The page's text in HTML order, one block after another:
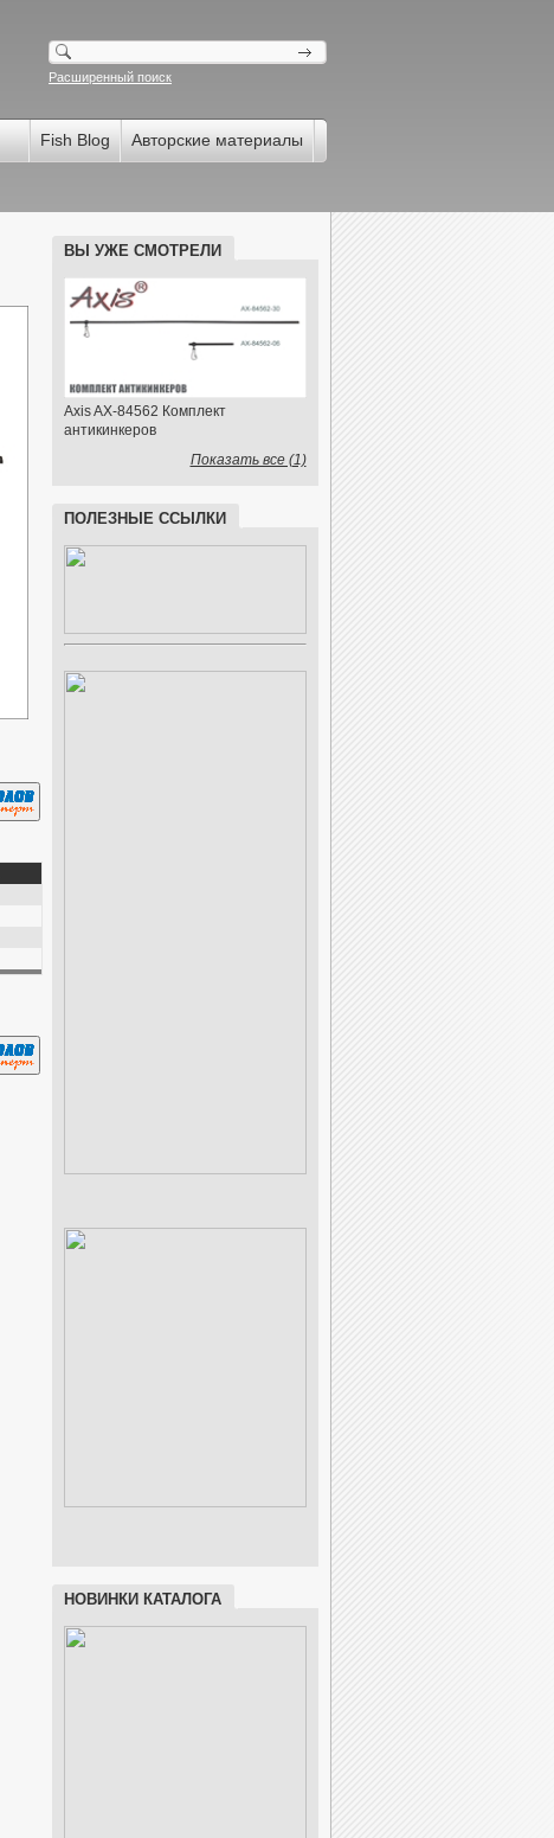
Расширенный поиск
Fish Blog Авторские материалы
ВЫ УЖЕ СМОТРЕЛИ
Axis AX-84562 Комплект
антикинкеров
Показать все (1)
ПОЛЕЗНЫЕ ССЫЛКИ
НОВИНКИ КАТАЛОГА